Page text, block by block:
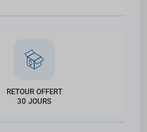
RETOUR OFFERT
30 JOURS